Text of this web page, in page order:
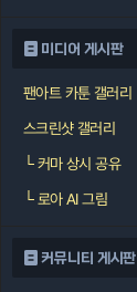
미디어 게시판
팬아트 카툰 갤러리
스크린샷 갤러리
└커마 상시 공유
└로아 AI 그림
커뮤니티 게시판